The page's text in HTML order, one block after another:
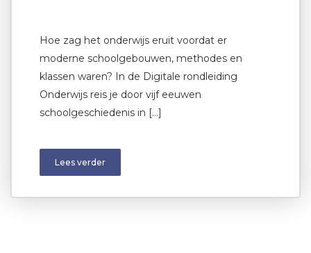
Hoe zag het onderwijs eruit voordat er
moderne schoolgebouwen, methodes en
klassen waren? In de Digitale rondleiding
Onderwijs reis je door vijf eeuwen
schoolgeschiedenis in […]
Lees verder